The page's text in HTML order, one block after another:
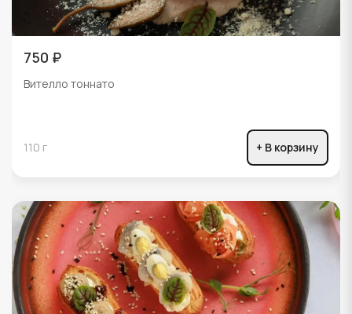
750 ₽
Вителло тоннато
110 г + В корзину